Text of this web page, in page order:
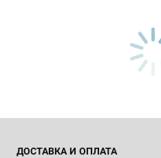
ДОСТАВКА И ОПЛАТА